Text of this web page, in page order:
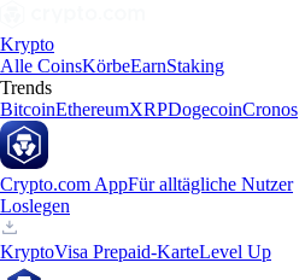
Krypto
Alle CoinsKörbeEarnStaking
Trends
BitcoinEthereumXRPDogecoinCronos
Crypto.com AppFür alltägliche Nutzer
Loslegen
KryptoVisa Prepaid-KarteLevel Up